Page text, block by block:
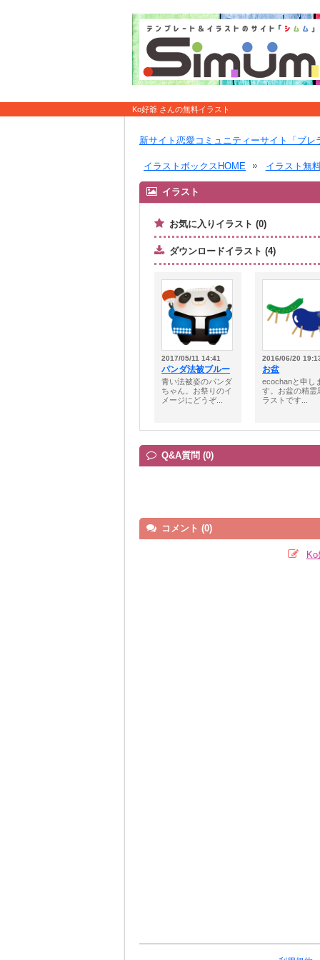
Ko好爺 さんの無料イラスト
新サイト恋愛コミュニティーサイト「ブレ
イラストボックスHOME イラスト無
イラスト
お気に入りイラスト (0)
ダウンロードイラスト (4)
2017/05/11 14:41
パンダ法被ブルー
青い法被姿のパンダ
ちゃん。お祭りのイ
メージにどうぞ...
2016/06/20
お盆
ecochanと申し
す。お盆の精霊
ラストです...
Q&A質問 (0)
コメント (0)